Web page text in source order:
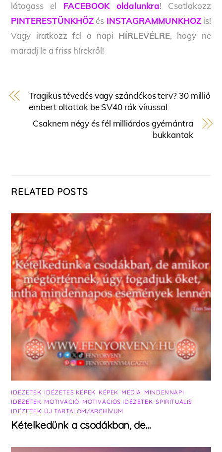
látogass el FACEBOOK oldalunkra! Csatlakozz
PINTERESTÜNKHÖZ és INSTAGRAMMUNKHOZis!
Vagy iratkozz fel a napi HÍRLEVÉLRE, hogy ne
maradj le a friss hírekről!
Tragikus tévedés vagy szándékos terv? 30 millió
embert oltottak be SV40 rák vírussal
Csaknem négy és fél milliárdos gyémántra
bukkantak
RELATED POSTS
IDÉZETEK IDÉZETES KÉPEK KÉPEK MÉDIA MINDENNAPI
IDÉZETEK MOTIVÁCIÓ MOTIVÁCIÓS IDÉZETEK ,SPIRITUÁLIS
IDÉZETEK ÚJ TARTALOM/ARCHÍVUM
Kételkedünk a csodákban, de…